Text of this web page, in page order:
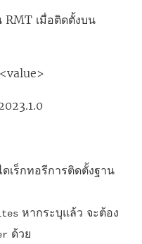
RMT เมื่อติดตั้งบน
เร็กทอรีการติดตั้งฐาน
หากระบุแล้ว จะต้อง
ด้วย